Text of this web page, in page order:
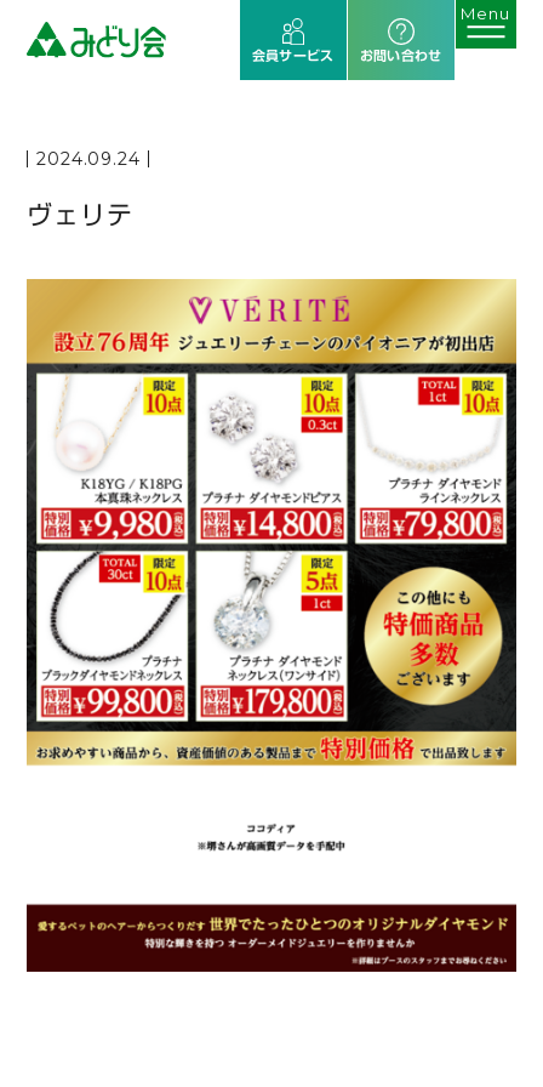
会員サービス お問い合わせ
ヴェリテ
2024.09.24